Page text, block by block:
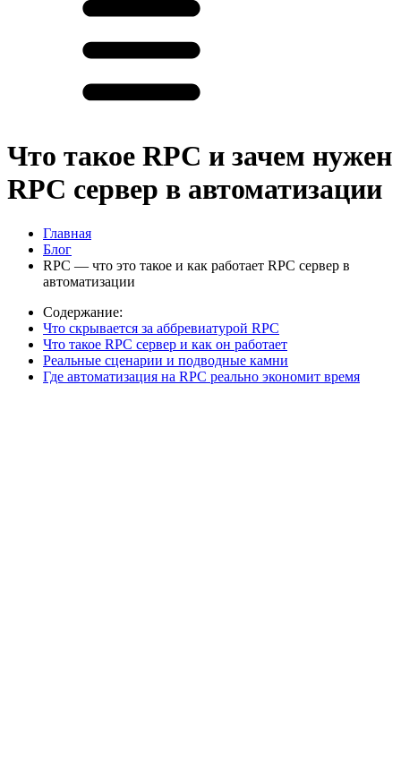
Что такое RPC и зачем нужен
RPC сервер в автоматизации
Главная
Блог
RPC — что это такое и как работает RPC сервер в
автоматизации
Содержание:
Что скрывается за аббревиатурой RPC
Что такое RPC сервер и как он работает
Реальные сценарии и подводные камни
Где автоматизация на RPC реально экономит время